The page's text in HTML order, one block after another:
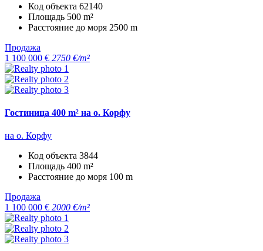
Код объекта 62140
Площадь 500 m²
Расстояние до моря 2500 m
Продажа
1 100 000 € 2750 €/m²
Гостиница 400 m² на о. Корфу
на о. Корфу
Код объекта 3844
Площадь 400 m²
Расстояние до моря 100 m
Продажа
1 100 000 € 2000 €/m²